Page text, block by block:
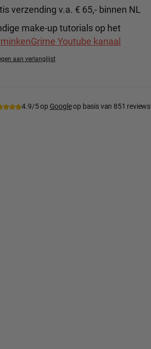
verzending v.a. € 65,- binnen NL
make-up tutorials op het
Youtube kanaal
aan verlanglijst
4.9/5 op Googleop basis van 851 reviews